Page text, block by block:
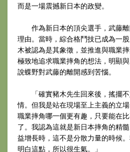
而是一場震撼新日本的政變。
作為新日本的頂尖選手，武藤離
理由。當時，綜合格鬥技已成為一
木被認為是其象徵，並推進與職業
極致地追求職業摔角的想法，明顯
說蝶野對武藤的離開感到苦惱。
「確實豬木先生回來後，搖擺不
情。但我是站在現場至上主義的立
職業摔角哪一個更有趣，只要能在
了。我認為這就是新日本摔角的精
益增長時，這不是分散力量的時候
明白這點，所以很生氣。」